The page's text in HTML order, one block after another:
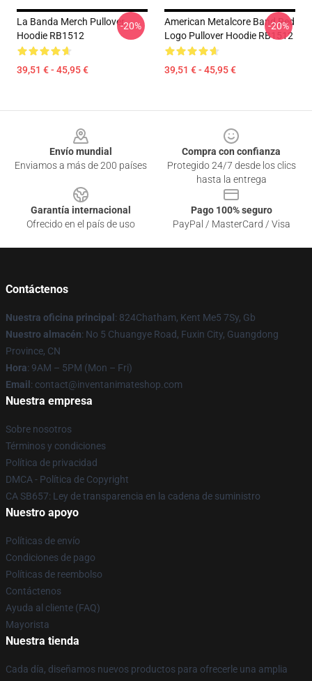
La Banda Merch Pullover
Hoodie RB1512
39,51 € - 45,95 €
-20%
American Metalcore Band Red
Logo Pullover Hoodie RB1512
39,51 € - 45,95 €
-20%
Envío mundial
Enviamos a más de 200 países
Compra con confianza
Protegido 24/7 desde los clics
hasta la entrega
Garantía internacional
Ofrecido en el país de uso
Pago 100% seguro
PayPal / MasterCard / Visa
Contáctenos
Nuestra oficina principal : 824Chatham, Kent Me5 7Sy, Gb
Nuestro almacén: No 5 Chuangye Road, Fuxin City, Guangdong
Province, CN
Hora: 9AM – 5PM (Mon – Fri)
Email : contact@inventanimateshop.com
Nuestra empresa
Sobre nosotros
Términos y condiciones
Política de privacidad
DMCA - Política de Copyright
CA SB657: Ley de transparencia en la cadena de suministro
Nuestro apoyo
Políticas de envío
Condiciones de pago
Políticas de reembolso
Contáctenos
Ayuda al cliente (FAQ)
Mayorista
Nuestra tienda
Cada día, diseñamos nuevos productos para ofrecerle una amplia